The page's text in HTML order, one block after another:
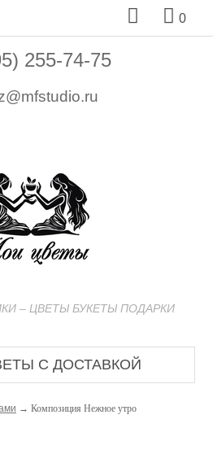
  0
255-74-75
– ЦВЕТЫ БУКЕТЫ ПОДАРКИ
С ДОСТАВКОЙ
→ Композиция Нежное утро